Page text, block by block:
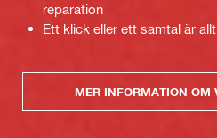
reparation
Ett klick eller ett samtal är
MER INFORMATION OM